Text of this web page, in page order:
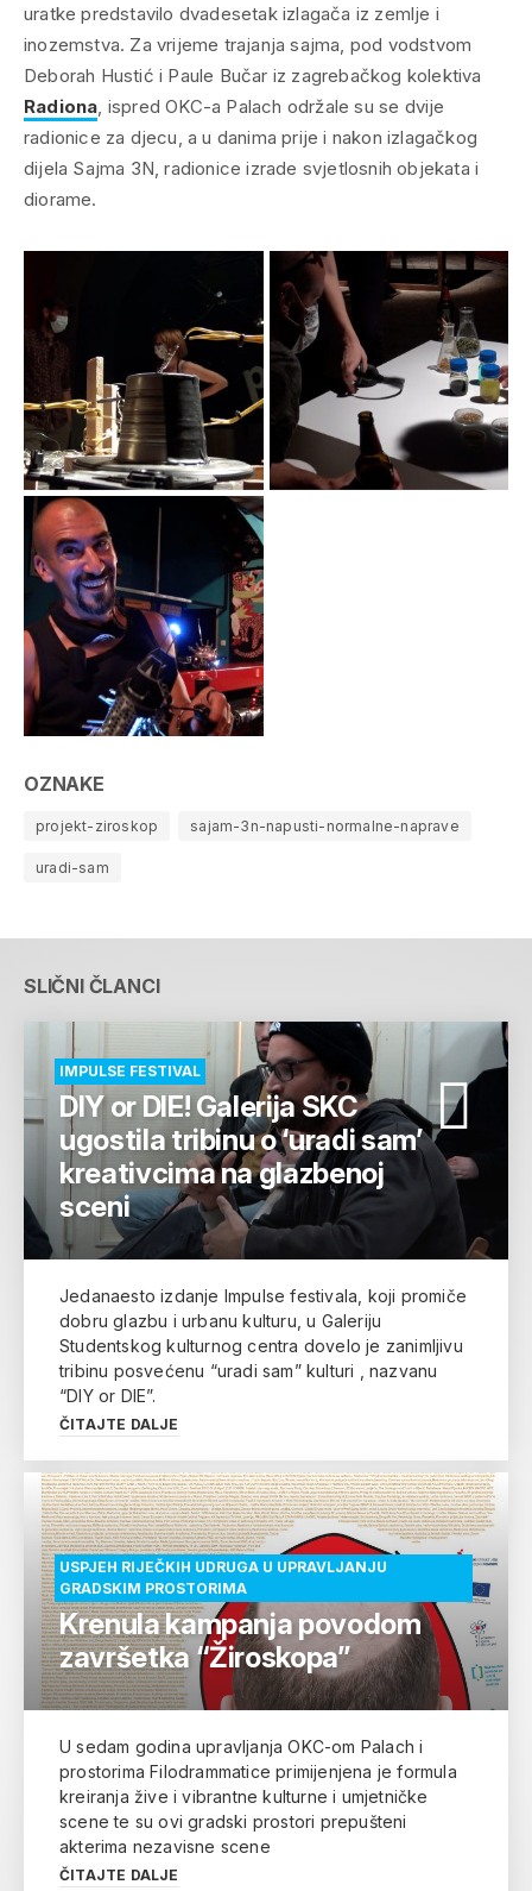
uratke predstavilo dvadesetak izlagača iz zemlje i
inozemstva. Za vrijeme trajanja sajma, pod vodstvom
Deborah Hustić i Paule Bučar iz zagrebačkog kolektiva
Radiona, ispred OKC-a Palach održale su se dvije
radionice za djecu, a u danima prije i nakon izlagačkog
dijela Sajma 3N, radionice izrade svjetlosnih objekata i
diorame.
OZNAKE
projekt-ziroskop sajam-3n-napusti-normalne-naprave
uradi-sam
SLIČNI ČLANCI
IMPULSE FESTIVAL
DIY or DIE! Galerija SKC
ugostila tribinu o ‘uradi sam’
kreativcima na glazbenoj
sceni
Jedanaesto izdanje Impulse festivala, koji promiče
dobru glazbu i urbanu kulturu, u Galeriju
Studentskog kulturnog centra dovelo je zanimljivu
tribinu posvećenu “uradi sam” kulturi , nazvanu
“DIY or DIE”.
ČITAJTE DALJE
USPJEH RIJEČKIH UDRUGA U UPRAVLJANJU
GRADSKIM PROSTORIMA
Krenula kampanja povodom
završetka “Žiroskopa”
U sedam godina upravljanja OKC-om Palach i
prostorima Filodrammatice primijenjena je formula
kreiranja žive i vibrantne kulturne i umjetničke
scene te su ovi gradski prostori prepušteni
akterima nezavisne scene
ČITAJTE DALJE